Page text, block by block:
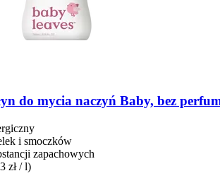
do mycia naczyń Baby, bez
i smoczków
zapachowych
zł / l)